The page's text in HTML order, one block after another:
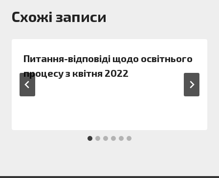
Схожі записи
Питання-відповіді щодо освітнього
процесу з квітня 2022